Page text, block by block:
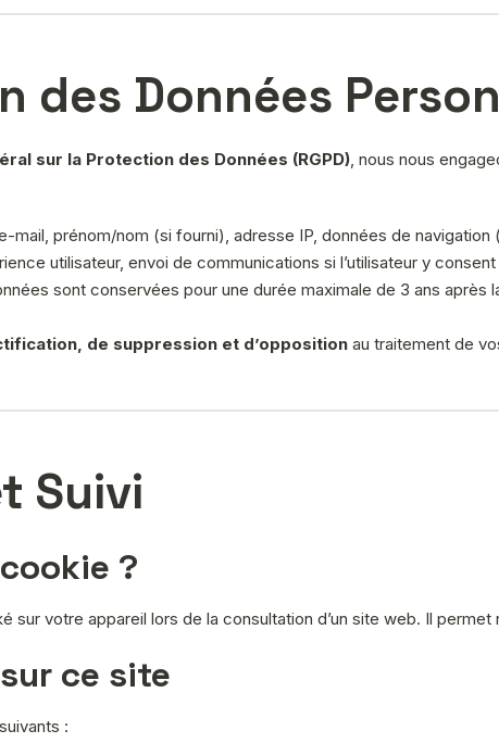
des Données
sur la Protection des Données (RGPD), nous nous
mail, prénom/nom (si fourni), adresse IP, données de navigation
utilisateur, envoi de communications si l’utilisateur y consent
sont conservées pour une durée maximale de 3 ans après
de suppression et d’opposition au traitement de
Suivi
?
sur votre appareil lors de la consultation d’un site web. Il
ce site
: